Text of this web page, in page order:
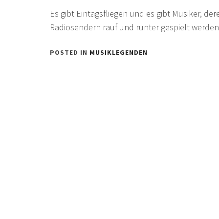
Es gibt Eintagsfliegen und es gibt Musiker,
Radiosendern rauf und runter gespielt
POSTED IN MUSIKLEGENDEN